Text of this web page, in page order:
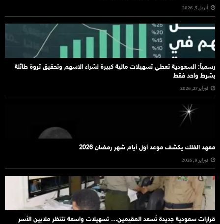
أبريل 5, 2026
رسمياً: السعودية تعطي تسهيلات مالية كبيرة لشراء الاسهم وتحقيق ثروة طائلة
بشرط واحد فقط
فبراير 27, 2026
معهد الفلك يكشف موعد أول أيام شهر رمضان 2026
فبراير 8, 2026
قرارات سعودية جديدة تُسعد المقيمين… تسهيلات واسعة تنتظر ملايين الأسر